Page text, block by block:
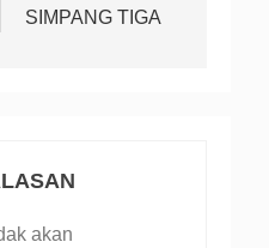
SIMPANG TIGA
akan